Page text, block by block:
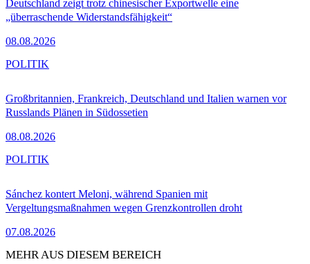
Deutschland zeigt trotz chinesischer Exportwelle eine
„überraschende Widerstandsfähigkeit“
08.08.2026
Großbritannien, Frankreich, Deutschland und Italien warnen vor
Russlands Plänen in Südossetien
08.08.2026
POLITIK
Sánchez kontert Meloni, während Spanien mit
Vergeltungsmaßnahmen wegen Grenzkontrollen droht
07.08.2026
POLITIK
MEHR AUS DIESEM BEREICH